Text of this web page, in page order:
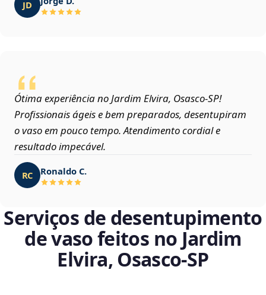
JD
Ótima experiência no Jardim Elvira, Osasco‑SP!
Profissionais ágeis e bem preparados, desentupiram
o vaso em pouco tempo. Atendimento cordial e
resultado impecável.
RC Ronaldo C.
Serviços de desentupimento
de vaso feitos no Jardim
Elvira, Osasco‑SP